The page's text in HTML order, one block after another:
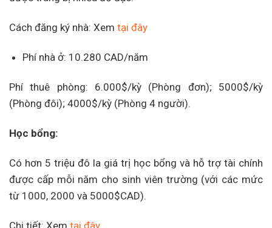
Cách đăng ký nhà: Xem tại đây
Phí nhà ở: 10.280 CAD/năm
Phí thuê phòng: 6.000$/kỳ (Phòng đơn); 5000$/kỳ
(Phòng đôi); 4000$/kỳ (Phòng 4 người).
Học bổng:
Có hơn 5 triệu đô la giá trị học bổng và hỗ trợ tài chính
được cấp mỗi năm cho sinh viên trường (với các mức
từ 1000, 2000 và 5000$CAD).